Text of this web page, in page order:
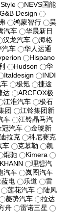
NEVS国能
G&B Design
鸿蒙智行
昊
汽车
华晨新日
汉龙汽车
海格
汽车
华人运通
Hispano
Hudson
华
Italdesign
INDI
极氪
捷途
达
ARCFOX极
江淮汽车
极石
团
江铃集团新
车
江铃晶马汽
冠汽车
金琥新
拉克
科尼赛克
车 克慕勒
凯
焜驰
Kimera
KHANN
理想汽
汽车
岚图汽车
蓝电 乐道
雷
莲花汽车
陆风
菱势汽车
拉达
舟
雷诺三星